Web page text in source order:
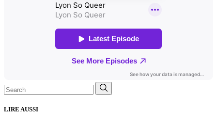
Search
for:
LIRE AUSSI